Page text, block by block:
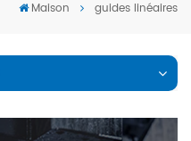
Maison guides linéaires